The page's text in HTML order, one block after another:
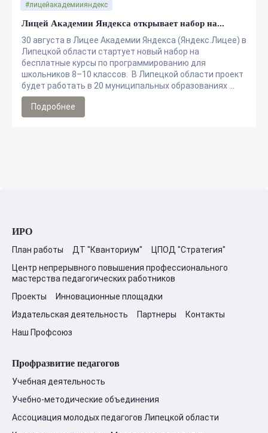
Лицей Академии Яндекса открывает набор на...
30 августа в Лицее Академии Яндекса (Яндекс.Лицее) в
Липецкой области стартует новый набор на
бесплатные курсы по программированию для
школьников 8–10 классов. В Липецкой области проект
будет работать в 20 муниципальных образованиях ...
#лицейакадемиияндекс
Подробнее
ИРО
План работы ДТ "Кванториум"
ЦПОД "Стратегия"
Центр непрерывного повышения профессионального
мастерства педагогических работников
Проекты
Инновационные площадки
Издательская деятельность
Партнеры
Контакты
Наш Профсоюз
Профразвитие педагогов
Учебная деятельность
Учебно-методические объединения
Ассоциация молодых педагогов Липецкой области